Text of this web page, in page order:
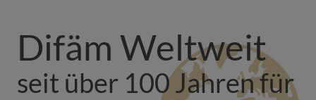
Difäm Weltweit
seit über 100 Jahren für